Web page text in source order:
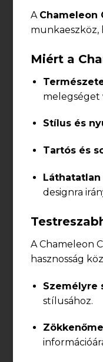
A Chameleon
munkaeszköz,
Miért a
melegséget
Stílus és
Tartós és
designra
A Chameleon
hasznosság
Személyre
stílusához.